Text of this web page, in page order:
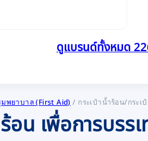
ดูแบรนด์ทั้งหมด
พยาบาล (First Aid) / กระเป๋าน้ำร้อน/กระเ
อน เพื่อการบรร